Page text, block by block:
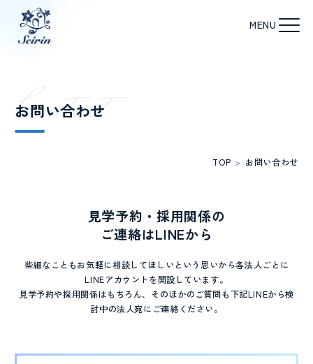
Contact
お問い合わせ
TOP > お問い合わせ
見学予約・採用関係の
ご連絡はLINEから
些細なこともお気軽に相談してほしいという思いから各法人ごとに
LINEアカウントを開設しています。
見学予約や採用関係はもちろん、そのほかのご質問も下記LINEから検
討中の法人宛にご連絡ください。